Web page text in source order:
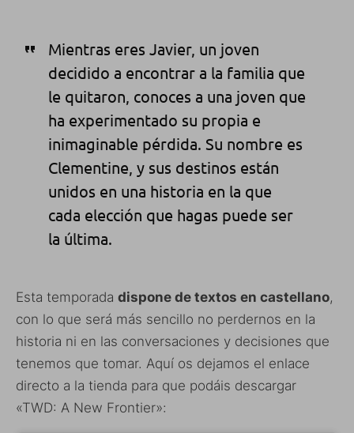
Mientras eres Javier, un joven
decidido a encontrar a la familia que
le quitaron, conoces a una joven que
ha experimentado su propia e
inimaginable pérdida. Su nombre es
Clementine, y sus destinos están
unidos en una historia en la que
cada elección que hagas puede ser
la última.
Esta temporada dispone de textos en castellano,
con lo que será más sencillo no perdernos en la
historia ni en las conversaciones y decisiones que
tenemos que tomar. Aquí os dejamos el enlace
directo a la tienda para que podáis descargar
«TWD: A New Frontier»: